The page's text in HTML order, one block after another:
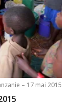
– 17 mai 2015